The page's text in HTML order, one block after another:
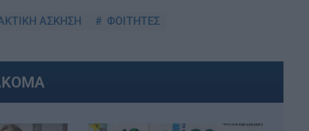
ΑΣΚΗΣΗ ΦΟΙΤΗΤΕΣ